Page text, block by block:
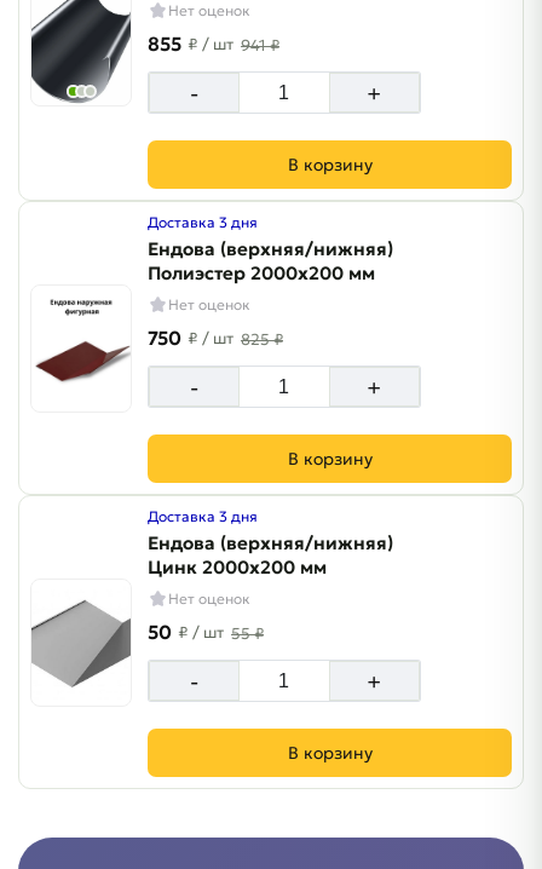
Нет оценок
855 ₽ / шт 941 ₽
- +
В корзину
Доставка 3 дня
Ендова (верхняя/нижняя)
Полиэстер 2000х200 мм
Нет оценок
750 ₽ / шт 825 ₽
- +
В корзину
Доставка 3 дня
Ендова (верхняя/нижняя)
Цинк 2000х200 мм
Нет оценок
50 ₽ / шт 55 ₽
- +
В корзину